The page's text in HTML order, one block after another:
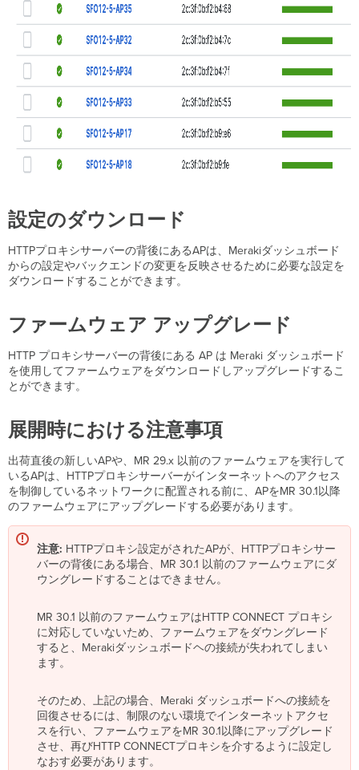
設定のダウンロード
HTTPプロキシサーバーの背後にあるAPは、Merakiダッシュボード
からの設定やバックエンドの変更を反映させるために必要な設定を
ダウンロードすることができます。
ファームウェア アップグレード
HTTP プロキシサーバーの背後にある AP は Meraki ダッシュボード
を使用してファームウェアをダウンロードしアップグレードするこ
とができます。
展開時における注意事項
出荷直後の新しいAPや、MR 29.x 以前のファームウェアを実行して
いるAPは、HTTPプロキシサーバーがインターネットへのアクセス
を制御しているネットワークに配置される前に、APをMR 30.1以降
のファームウェアにアップグレードする必要があります。
注意: HTTPプロキシ設定がされたAPが、HTTPプロキシサー
バーの背後にある場合、MR 30.1 以前のファームウェアにダ
ウングレードすることはできません。
MR 30.1 以前のファームウェアはHTTP CONNECT プロキシ
に対応していないため、ファームウェアをダウングレード
すると、Merakiダッシュボードヘの接続が失われてしまい
ます。
そのため、上記の場合、Meraki ダッシュボードへの接続を
回復させるには、制限のない環境でインターネットアクセ
スを行い、ファームウェアをMR 30.1以降にアップグレード
させ、再びHTTP CONNECTプロキシを介するように設定し
なおす必要があります。